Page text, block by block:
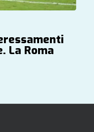
La Roma